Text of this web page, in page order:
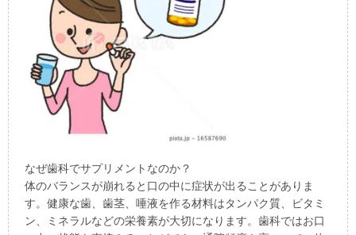
なぜ歯科でサプリメントなのか？
体のバランスが崩れると口の中に症状が出ることがありま
す。健康な歯、歯茎、唾液を作る材料はタンパク質、ビタミ
ン、ミネラルなどの栄養素が大切になります。歯科ではお口